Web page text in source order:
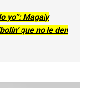
yo”: Magaly
que no le den